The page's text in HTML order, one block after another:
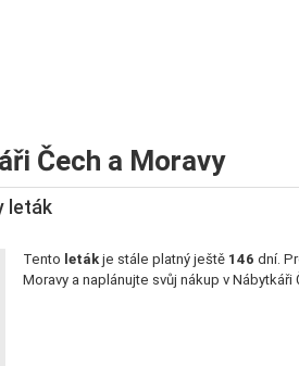
Čech a Moravy
leták
Tento leták je stále platný ještě 146 dní.
Moravy a naplánujte svůj nákup v Nábytkáři